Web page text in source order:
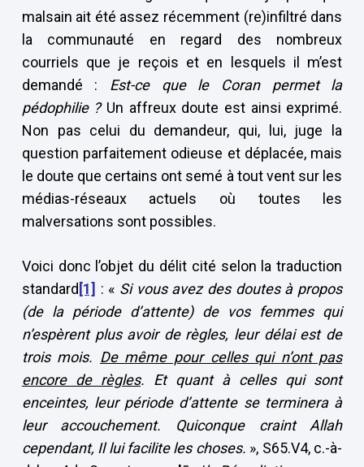
malsain ait été assez récemment (re)infiltré dans
la communauté en regard des nombreux
courriels que je reçois et en lesquels il m’est
demandé : Est-ce que le Coran permet la
pédophilie ? Un affreux doute est ainsi exprimé.
Non pas celui du demandeur, qui, lui, juge la
question parfaitement odieuse et déplacée, mais
le doute que certains ont semé à tout vent sur les
médias-réseaux actuels où toutes les
malversations sont possibles.
Voici donc l’objet du délit cité selon la traduction
standard [1] : « Si vous avez des doutes à propos
(de la période d’attente) de vos femmes qui
n’espèrent plus avoir de règles, leur délai est de
trois mois. De même pour celles qui n’ont pas
encore de règles. Et quant à celles qui sont
enceintes, leur période d’attente se terminera à
leur accouchement. Quiconque craint Allah
cependant, Il lui facilite les choses. », S65.V4, c.-à-